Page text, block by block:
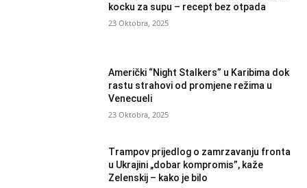
kocku za supu – recept bez otpada
23 Oktobra, 2025
Američki “Night Stalkers” u Karibima dok
rastu strahovi od promjene režima u
Venecueli
23 Oktobra, 2025
Trampov prijedlog o zamrzavanju fronta
u Ukrajini „dobar kompromis”, kaže
Zelenskij – kako je bilo